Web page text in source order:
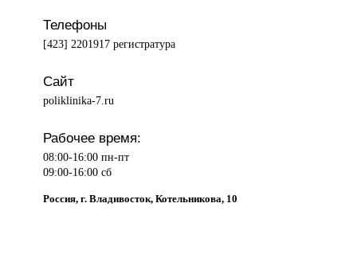
Телефоны
[423] 2201917 регистратура
Сайт
poliklinika-7.ru
Рабочее время:
08:00-16:00 пн-пт
09:00-16:00 сб
Россия, г. Владивосток, Котельникова, 10